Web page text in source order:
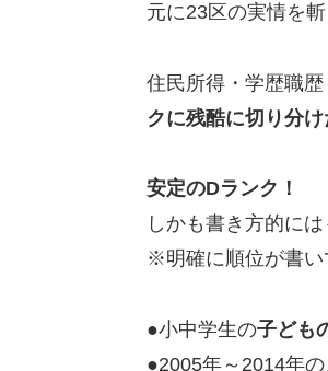
元に23区の実情を斬
住民所得・学歴職
クに残酷に切り分
安定のDランク！
しかも書き方的には
※明確に順位が書
●小中学生の子ども
●2005年～2014年の